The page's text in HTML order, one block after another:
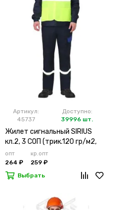
Артикул:
45737
Доступно:
39996 шт.
Жилет сигнальный SIRIUS
кл.2, 3 СОП (трик.120 гр/м2,
карманы) лимонный
опт
264 ₽
кр.опт
259 ₽
Выбрать